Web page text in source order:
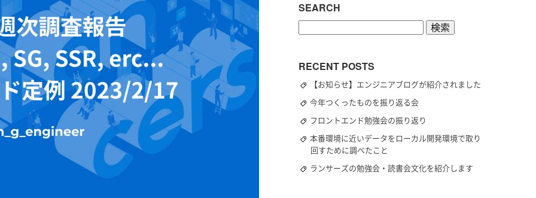
SEARCH
RECENT POSTS
【お知らせ】エンジニアブログが紹介されました
今年つくったものを振り返る会
フロントエンド勉強会の振り返り
本番環境に近いデータをローカル開発環境で取り
回すために調べたこと
ランサーズの勉強会・読書会文化を紹介します